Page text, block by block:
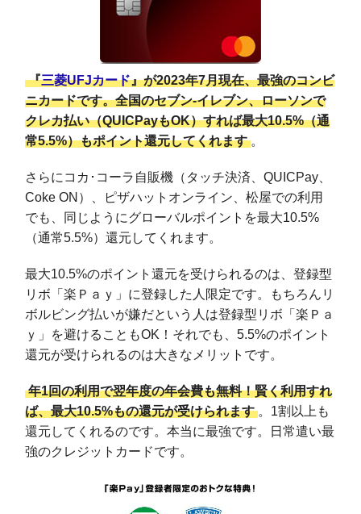
『三菱UFJカード』が2023年7月現在、最強のコンビ
ニカードです。全国のセブン‐イレブン、ローソンで
クレカ払い（QUICPayもOK）すれば最大10.5%（通
常5.5%）もポイント還元してくれます 。
さらにコカ･コーラ自販機（タッチ決済、QUICPay、
Coke ON）、ピザハットオンライン、松屋での利用
でも、同じようにグローバルポイントを最大10.5%
（通常5.5%）還元してくれます。
最大10.5%のポイント還元を受けられるのは、登録型
リボ「楽Ｐａｙ」に登録した人限定です。もちろんリ
ボルビング払いが嫌だという人は登録型リボ「楽Ｐａ
ｙ」を避けることもOK！それでも、5.5%のポイント
還元が受けられるのは大きなメリットです。
年1回の利用で翌年度の年会費も無料！賢く利用すれ
ば、最大10.5%もの還元が受けられます 。1割以上も
還元してくれるのです。本当に最強です。日常遣い最
強のクレジットカードです。